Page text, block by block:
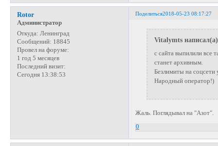
Поделиться2018-05-23 08:17:27
Rotor
Администратор
Откуда: Ленинград
Сообщений: 18845
Провел на форуме:
1 год 5 месяцев
Последний визит:
Сегодня 13:38:53
Vitalymts
с сайта выпилили все
станет архивным.
Безлимиты на соцсети
Народный оператор!)
Жаль. Поглядывал на "Азот".
0